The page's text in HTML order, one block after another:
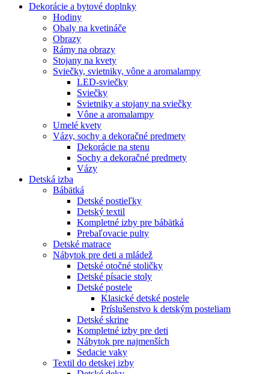
Dekorácie a bytové doplnky
Hodiny
Obaly na kvetináče
Obrazy
Rámy na obrazy
Stojany na kvety
Sviečky, svietniky, vône a aromalampy
LED-sviečky
Sviečky
Svietniky a stojany na sviečky
Vône a aromalampy
Umelé kvety
Vázy, sochy a dekoračné predmety
Dekorácie na stenu
Sochy a dekoračné predmety
Vázy
Detská izba
Bábätká
Detské postieľky
Detský textil
Kompletné izby pre bábätká
Prebaľovacie pulty
Detské matrace
Nábytok pre deti a mládež
Detské otočné stoličky
Detské písacie stoly
Detské postele
Klasické detské postele
Príslušenstvo k detským posteliam
Detské skrine
Kompletné izby pre deti
Nábytok pre najmenších
Sedacie vaky
Textil do detskej izby